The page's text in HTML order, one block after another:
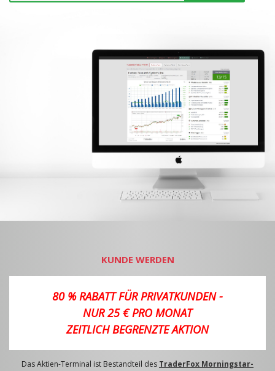
KUNDE WERDEN
80 % RABATT FÜR PRIVATKUNDEN -
NUR 25 € PRO MONAT
ZEITLICH BEGRENZTE AKTION
Das Aktien-Terminal ist Bestandteil des TraderFox Morningstar-